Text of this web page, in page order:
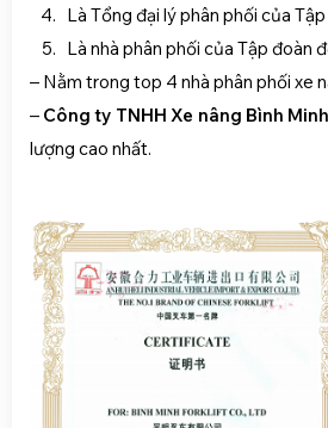
Là Tổng đại lý phân phối của
Là nhà phân phối của Tập đoàn
– Nằm trong top 4 nhà phân phối xe
– Công ty TNHH Xe nâng Bình Minh
lượng cao nhất.